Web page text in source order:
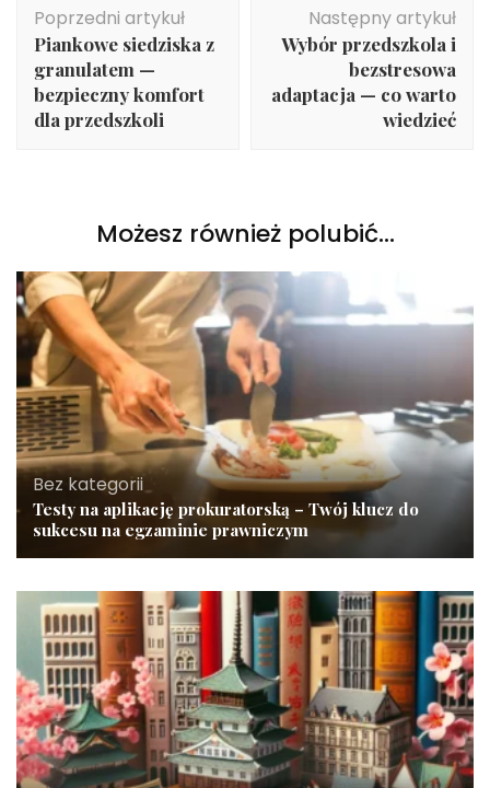
wpisu
Poprzedni artykuł
Piankowe siedziska z
granulatem —
bezpieczny komfort
dla przedszkoli
Następny artykuł
Wybór przedszkola i
bezstresowa
adaptacja — co warto
wiedzieć
Możesz również polubić…
Bez kategorii
Testy na aplikację prokuratorską – Twój klucz do
sukcesu na egzaminie prawniczym